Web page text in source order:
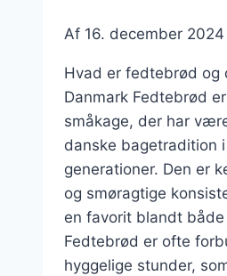
Af 16. december 2024
Hvad er fedtebrød og
Danmark Fedtebrød
småkage, der har
danske bagetradition
generationer. Den er
og smøragtige
en favorit blandt
Fedtebrød er ofte
hyggelige stunder,